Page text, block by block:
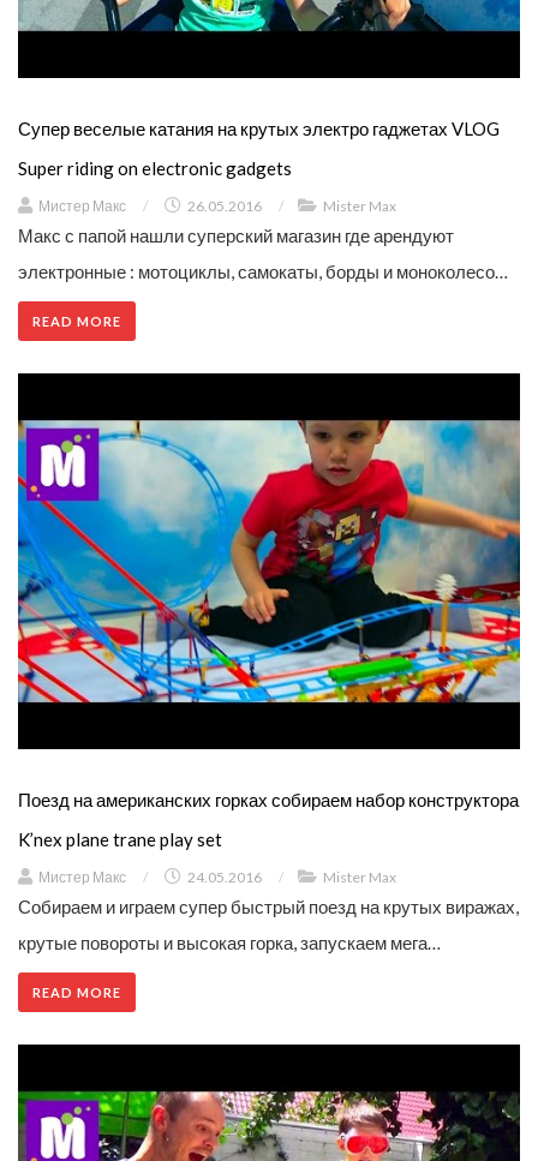
Супер веселые катания на крутых электро гаджетах VLOG
Super riding on electronic gadgets
Мистер Макс / 26.05.2016 / Mister Max
Макс с папой нашли суперский магазин где арендуют
электронные : мотоциклы, самокаты, борды и моноколесо…
READ MORE
Поезд на американских горках собираем набор конструктора
K’nex plane trane play set
Мистер Макс / 24.05.2016 / Mister Max
Собираем и играем супер быстрый поезд на крутых виражах,
крутые повороты и высокая горка, запускаем мега…
READ MORE